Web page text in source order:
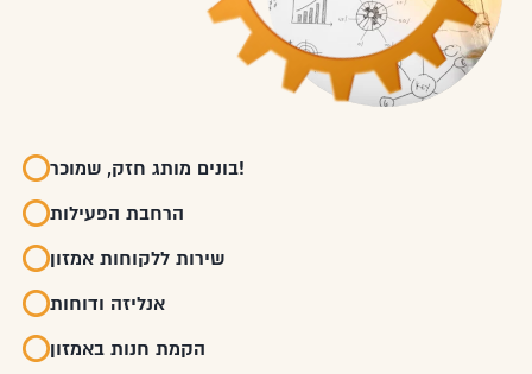
בונים מותג חזק, שמוכר!
הרחבת הפעילות
שירות ללקוחות אמזון
אנליזה ודוחות
הקמת חנות באמזון